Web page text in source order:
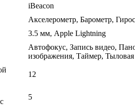
iBeacon
Акселерометр, Барометр,
3.5 мм, Apple Lightning
Автофокус, Запись видео,
изображения, Таймер,
12
5